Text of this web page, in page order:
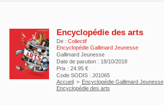
Encyclopédie des arts
De : Collectif
Encyclopédie Gallimard Jeunesse
Gallimard Jeunesse
Date de parution : 18/10/2018
Prix : 24.95 €
Code SODIS : J01065
Accueil > Encyclopédie Gallimard Jeunesse
Encyclopédie des arts